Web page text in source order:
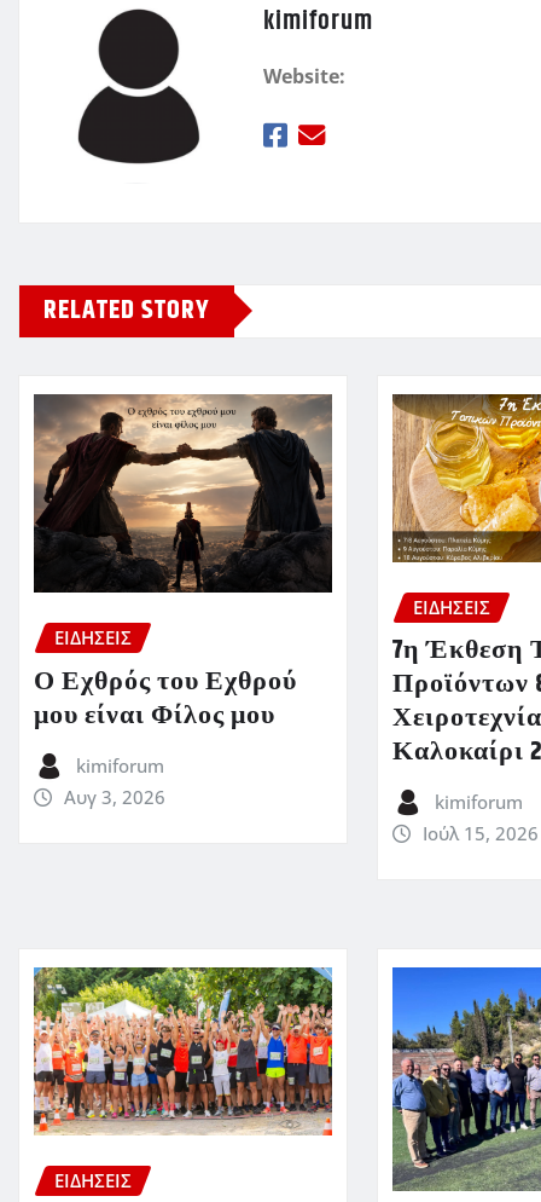
kimiforum
Website:
RELATED STORY
ΕΙΔΗΣΕΙΣ
Ο Εχθρός του Εχθρού
μου είναι Φίλος μου
kimiforum
Αυγ 3, 2026
ΕΙΔΗΣΕΙΣ
7η Έκθεση
Προϊόντων
Καλοκαίρι
kimiforum
Ιούλ 15, 2026
ΕΙΔΗΣΕΙΣ